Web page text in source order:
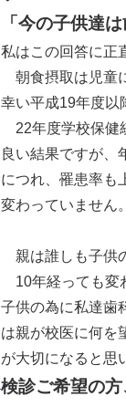
「今の子供達
私はこの回答に正
朝食摂取は児童
幸い平成19年度以
22年度学校保健
良い結果ですが、
につれ、罹患率も
変わっていません。
親は誰しも子供
10年経っても変
子供の為に私達歯
は親が校医に何を
が大切になると思
検診ご希望の方